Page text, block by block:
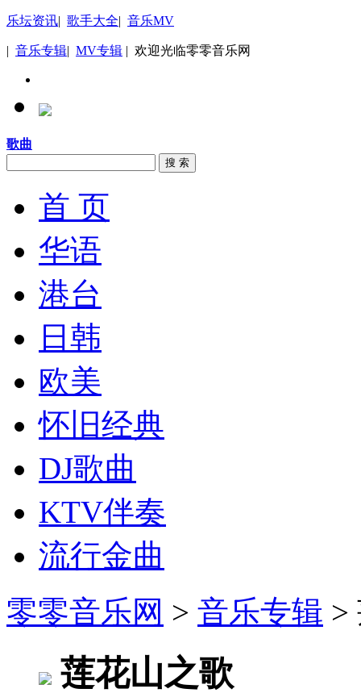
乐坛资讯| 歌手大全| 音乐MV
| 音乐专辑| MV专辑 | 欢迎光临零零音乐网
歌曲
搜 索
首 页
华语
港台
日韩
欧美
怀旧经典
DJ歌曲
KTV伴奏
流行金曲
零零音乐网 > 音乐专辑 >
莲花山之歌